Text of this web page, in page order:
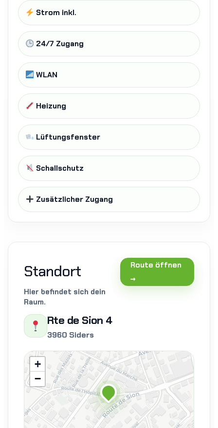
Strom inkl.
24/7 Zugang
WLAN
Heizung
Lüftungsfenster
Schallschutz
Zusätzlicher Zugang
Standort
Hier befindet sich dein
Raum.
Route öffnen
→
Rte de Sion 4
3960 Siders
+
−